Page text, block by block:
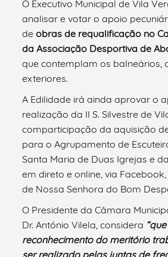
O Executivo Municipal de Vila
analisar e votar o apoio
deobras de requalificação no
da Associação Desportiva de
que contemplam os balneários,
exteriores.
A Edilidade irá ainda aprovar o
realização da II S. Silvestre de
comparticipação da aquisição
para o Agrupamento de
Santa Maria de Duas Igrejas e
em direto e online, via
de Nossa Senhora do Bom
O Presidente da Câmara
Dr. António Vilela, considera
reconhecimento do meritório
ser realizado pelas juntas de